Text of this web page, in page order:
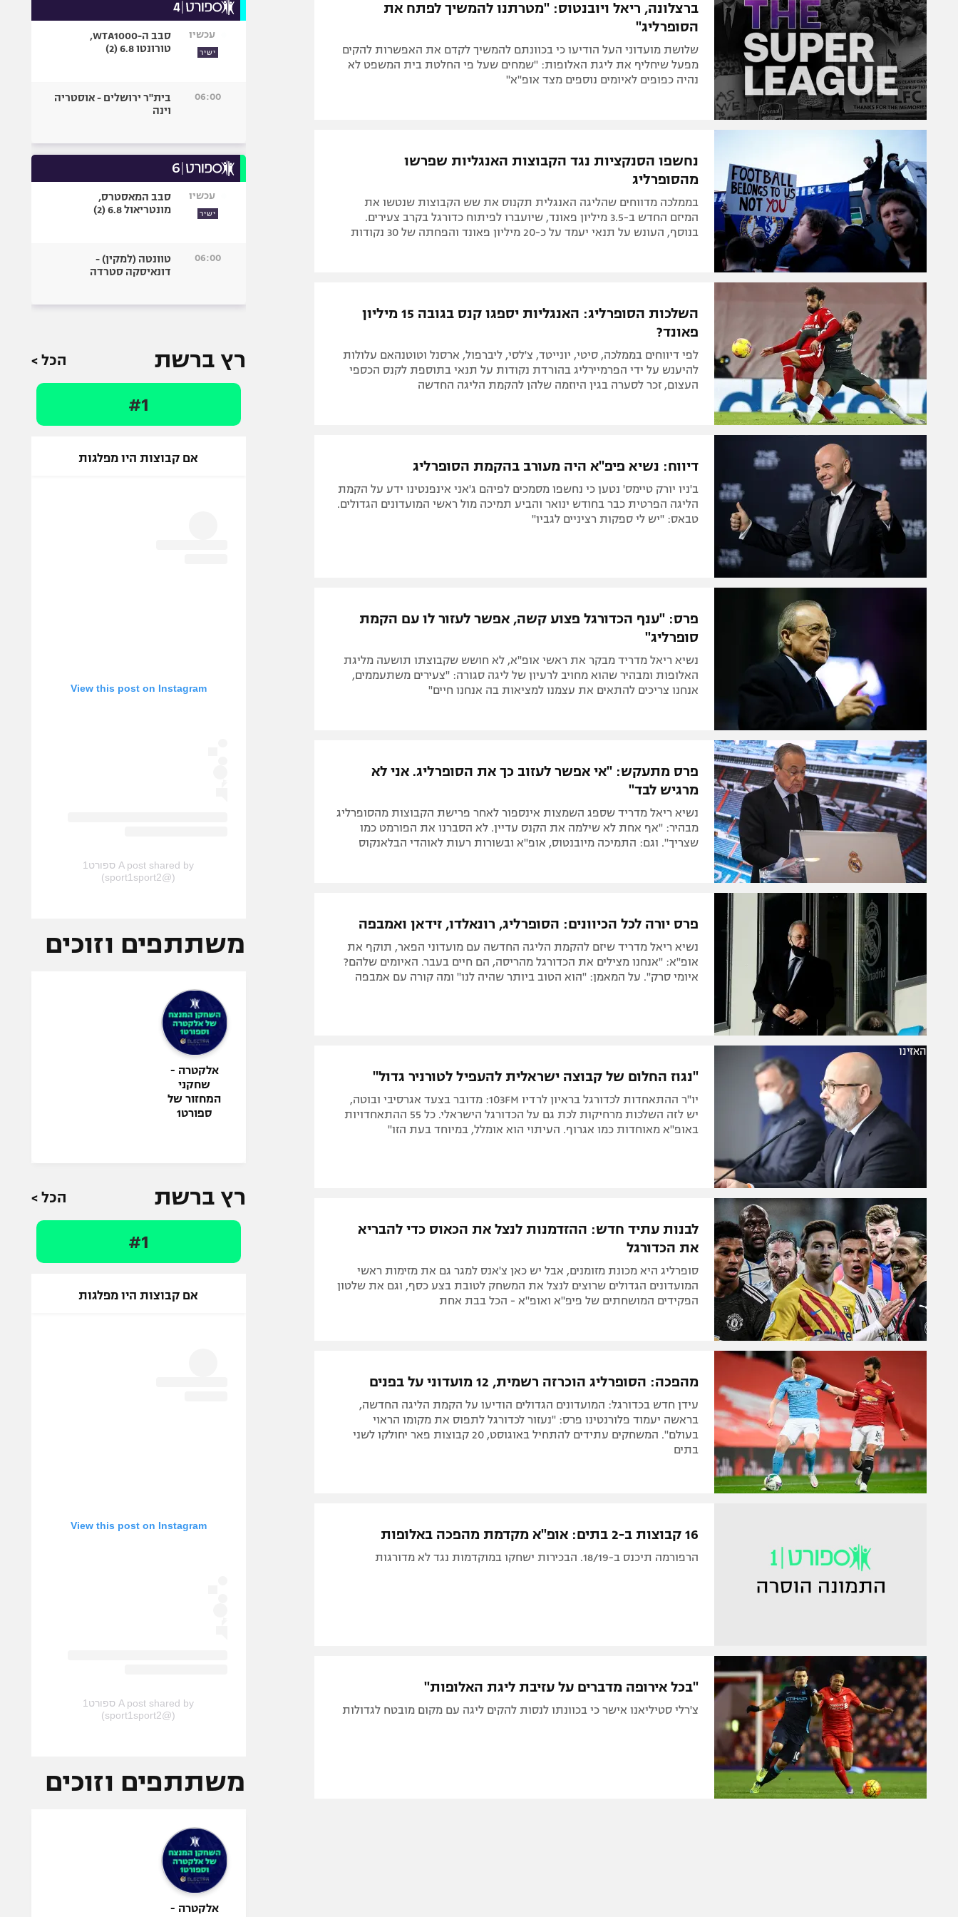
ברצלונה, ריאל ויובנטוס: "מטרתנו להמשיך לפתח את
הסופרליג"
שלושת מועדוני העל הודיעו כי בכוונתם להמשיך לקדם את האפשרות להקים
מפעל שיחליף את ליגת האלופות: "שמחים שעל פי החלטת בית המשפט לא
נהיה כפופים לאיומים נוספים מצד אופ"א"
נחשפו הסנקציות נגד הקבוצות האנגליות שפרשו
מהסופרליג
בממלכה מדווחים שהליגה האנגלית תקנוס את שש הקבוצות שנטשו את
המיזם החדש ב-3.5 מיליון פאונד, שיועברו לפיתוח כדורגל בקרב צעירים.
בנוסף, העונש על תנאי יעמד על כ-20 מיליון פאונד והפחתה של 30 נקודות
השלכות הסופרליג: האנגליות יספגו קנס בגובה 15 מיליון
פאונד?
לפי דיווחים בממלכה, סיטי, יונייטד, צ'לסי, ליברפול, ארסנל וטוטנהאם עלולות
להיענש על ידי הפרמיירליג בהורדת נקודות על תנאי בתוספת לקנס הכספי
העצום, זכר לסערה בגין היוזמה שלהן להקמת הליגה החדשה
דיווח: נשיא פיפ"א היה מעורב בהקמת הסופרליג
ב'ניו יורק טיימס' נטען כי נחשפו מסמכים לפיהם ג'אני אינפנטינו ידע על הקמת
הליגה הפרטית כבר בחודש ינואר והביע תמיכה מול ראשי המועדונים הגדולים.
טבאס: "יש לי ספקות רציניים לגביו"
פרס: "ענף הכדורגל פצוע קשה, אפשר לעזור לו עם הקמת
סופרליג"
נשיא ריאל מדריד מבקר את ראשי אופ"א, לא חושש שקבוצתו תושעה מליגת
האלופות ומבהיר שהוא מחויב לרעיון של ליגה סגורה: "צעירים משתעממים,
אנחנו צריכים להתאים את עצמנו למציאות בה אנחנו חיים"
פרס מתעקש: "אי אפשר לעזוב כך את הסופרליג. אני לא
מרגיש לבד"
נשיא ריאל מדריד שספג השמצות אינספור לאחר פרישת הקבוצות מהסופרליג
מבהיר: "אף אחת לא שילמה את הקנס עדיין. לא הסברנו את הפורמט כמו
שצריך". וגם: התמיכה מיובנטוס, אופ"א ובשורות רעות לאוהדי הבלאנקוס
פרס יורה לכל הכיוונים: הסופרליג, רונאלדו, זידאן ואמבפה
נשיא ריאל מדריד שיזם להקמת הליגה החדשה עם מועדוני הפאר, תוקף את
אופ"א: "אנחנו מצילים את הכדורגל מהריסה, הם חיים בעבר. האיומים שלהם?
איומי סרק". על המאמן: "הוא הטוב ביותר שהיה לנו" ומה קורה עם אמבפה
האזינו
"נגוז החלום של קבוצה ישראלית להעפיל לטורניר גדול"
יו"ר ההתאחדות לכדורגל בראיון לרדיו 103FM: מדובר בצעד אגרסיבי ובוטה,
יש לזה השלכות מרחיקות לכת גם על הכדורגל הישראלי. כל 55 ההתאחדויות
באופ"א מאוחדות כמו אגרוף. העיתוי הוא אומלל, במיוחד בעת הזו"
לבנות עתיד חדש: ההזדמנות לנצל את הכאוס כדי להבריא
את הכדורגל
סופרליג היא מכונת מזומנים, אבל יש כאן צ'אנס למגר גם את מזימות ראשי
המועדונים הגדולים שרוצים לנצל את המשחק לטובת בצע כסף, וגם את שלטון
הפקידים המושחתים של פיפ"א ואופ"א - הכל בבת אחת
מהפכה: הסופרליג הוכרזה רשמית, 12 מועדוני על בפנים
עידן חדש בכדורגל: המועדונים הגדולים הודיעו על הקמת הליגה החדשה,
בראשה יעמוד פלורנטינו פרס: "נעזור לכדורגל לתפוס את מקומו הראוי
בעולם". המשחקים עתידים להתחיל באוגוסט, 20 קבוצות פאר יחולקו לשני
בתים
16 קבוצות ב-2 בתים: אופ"א מקדמת מהפכה באלופות
הרפורמה תיכנס ב-18/19. הבכירות ישחקו במוקדמות נגד לא מדורגות
"בכל אירופה מדברים על עזיבת ליגת האלופות"
צ'רלי סטיליאנו אישר כי בכוונתו לנסות להקים ליגה עם מקום מובטח לגדולות
עכשיו
ישיר
סבב ה-WTA1000,
טורונטו 6.8 (2)
06:00
בית"ר ירושלים - אוסטריה
וינה
עכשיו
ישיר
סבב המאסטרס,
מונטריאול 6.8 (2)
06:00
טוונטה (למקין) -
דונאיסקה סטרדה
רץ ברשת הכל >
#1
אם קבוצות היו מפלגות
View this post on Instagram
A post shared by ספורט1
(@sport1sport2)
משתתפים וזוכים
אלקטרה -
שחקני
המחזור של
ספורט1
רץ ברשת הכל >
#1
אם קבוצות היו מפלגות
View this post on Instagram
A post shared by ספורט1
(@sport1sport2)
משתתפים וזוכים
אלקטרה -